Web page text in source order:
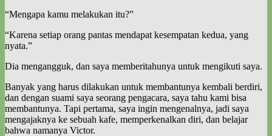
“Mengapa kamu melakukan itu?”
“Karena setiap orang pantas mendapat kesempatan kedua, yang
nyata.”
Dia mengangguk, dan saya memberitahunya untuk mengikuti saya.
Banyak yang harus dilakukan untuk membantunya kembali berdiri,
dan dengan suami saya seorang pengacara, saya tahu kami bisa
membantunya. Tapi pertama, saya ingin mengenalnya, jadi saya
mengajaknya ke sebuah kafe, memperkenalkan diri, dan belajar
bahwa namanya Victor.